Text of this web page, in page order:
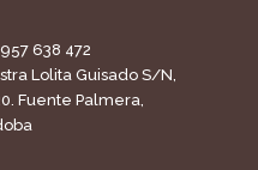
638 472
Lolita Guisado S/N,
Fuente Palmera,